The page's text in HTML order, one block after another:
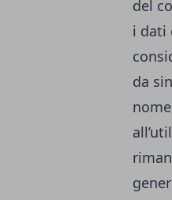
del
i dati
da